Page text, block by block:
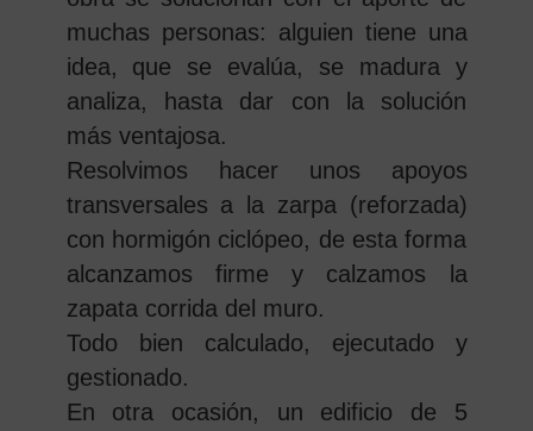
muchas personas: alguien tiene una
idea, que se evalúa, se madura y
analiza, hasta dar con la solución
más ventajosa.
Resolvimos hacer unos apoyos
transversales a la zarpa (reforzada)
con hormigón ciclópeo, de esta forma
alcanzamos firme y calzamos la
zapata corrida del muro.
Todo bien calculado, ejecutado y
gestionado.
En otra ocasión, un edificio de 5